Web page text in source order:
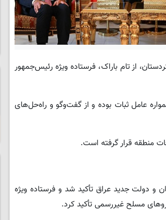
حزب دمکرات کردستان، از تام باراک، فرستاده ویژه رئیس‌جمهور
عامل ثبات بوده و از گفت‌وگو و راه‌حل‌های
منطقه قرار گرفته است.
و دولت جدید عراق تأکید شد و فرستاده ویژه
مسلح غیررسمی تأکید کرد.